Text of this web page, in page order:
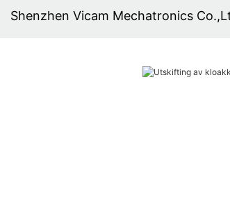
Shenzhen Vicam Mechatronics